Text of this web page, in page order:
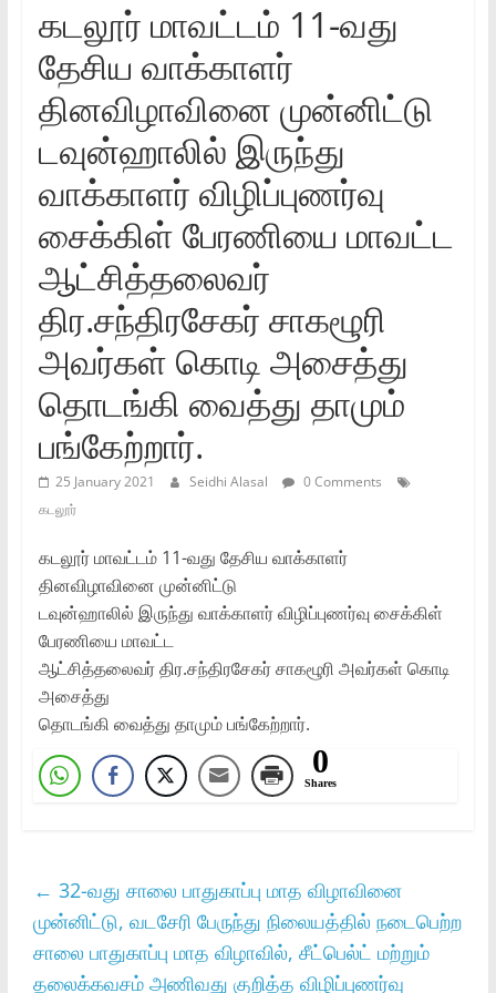
கடலூர்‌ மாவட்டம்‌ 11-வது
தேசிய வாக்காளர்‌
தினவிழாவினை முன்னிட்டு
டவுன்ஹாலில்‌ இருந்து
வாக்காளர்‌ விழிப்புணர்வு
சைக்கிள்‌ பேரணியை மாவட்ட
ஆட்சித்தலைவர்‌
திர.சந்திரசேகர்‌ சாகழூரி
அவர்கள்‌ கொடி அசைத்து
தொடங்கி வைத்து தாமும்‌
பங்கேற்றார்‌.
25 January 2021 Seidhi Alasal
0 Comments
கடலூர்
கடலூர்‌ மாவட்டம்‌ 11-வது தேசிய வாக்காளர்‌
தினவிழாவினை முன்னிட்டு
டவுன்ஹாலில்‌ இருந்து வாக்காளர்‌ விழிப்புணர்வு சைக்கிள்‌
பேரணியை மாவட்ட
ஆட்சித்தலைவர்‌ திர.சந்திரசேகர்‌ சாகழூரி அவர்கள்‌ கொடி
அசைத்து
தொடங்கி வைத்து தாமும்‌ பங்கேற்றார்‌.
0
Shares
← 32-வது சாலை பாதுகாப்பு மாத விழாவினை
முன்னிட்டு, வடசேரி பேருந்து நிலையத்தில்‌ நடைபெற்ற
சாலை பாதுகாப்பு மாத விழாவில்‌, சீட்பெல்ட்‌ மற்றும்‌
தலைக்கவசம்‌ அணிவது குறித்த விழிப்புணர்வு